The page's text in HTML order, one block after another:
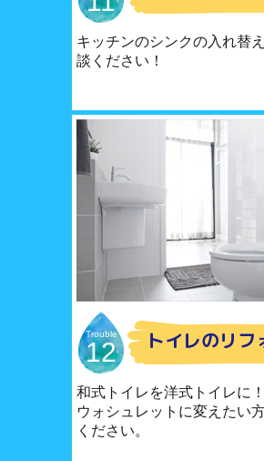
キッチンのシンクの入れ替
談ください！
Trouble
12 トイレのリフ
和式トイレを洋式トイレに！
ウォシュレットに変えたい
ください。